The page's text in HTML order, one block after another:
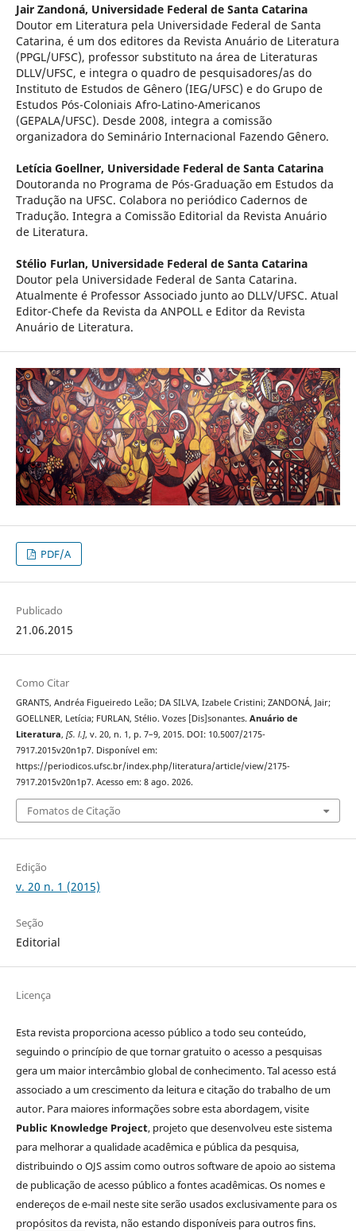
Jair Zandoná, Universidade Federal de Santa Catarina
Doutor em Literatura pela Universidade Federal de Santa
Catarina, é um dos editores da Revista Anuário de Literatura
(PPGL/UFSC), professor substituto na área de Literaturas
DLLV/UFSC, e integra o quadro de pesquisadores/as do
Instituto de Estudos de Gênero (IEG/UFSC) e do Grupo de
Estudos Pós-Coloniais Afro-Latino-Americanos
(GEPALA/UFSC). Desde 2008, integra a comissão
organizadora do Seminário Internacional Fazendo Gênero.
Letícia Goellner, Universidade Federal de Santa Catarina
Doutoranda no Programa de Pós-Graduação em Estudos da
Tradução na UFSC. Colabora no periódico Cadernos de
Tradução. Integra a Comissão Editorial da Revista Anuário
de Literatura.
Stélio Furlan, Universidade Federal de Santa Catarina
Doutor pela Universidade Federal de Santa Catarina.
Atualmente é Professor Associado junto ao DLLV/UFSC. Atual
Editor-Chefe da Revista da ANPOLL e Editor da Revista
Anuário de Literatura.
PDF/A
Publicado
21.06.2015
Como Citar
GRANTS, Andréa Figueiredo Leão; DA SILVA, Izabele Cristini; ZANDONÁ, Jair;
GOELLNER, Letícia; FURLAN, Stélio. Vozes [Dis]sonantes. Anuário de
Literatura, [S. l.], v. 20, n. 1, p. 7–9, 2015. DOI: 10.5007/2175-
7917.2015v20n1p7. Disponível em:
https://periodicos.ufsc.br/index.php/literatura/article/view/2175-
7917.2015v20n1p7. Acesso em: 8 ago. 2026.
Fomatos de Citação
Edição
v. 20 n. 1 (2015)
Seção
Editorial
Licença
Esta revista proporciona acesso público a todo seu conteúdo,
seguindo o princípio de que tornar gratuito o acesso a pesquisas
gera um maior intercâmbio global de conhecimento. Tal acesso está
associado a um crescimento da leitura e citação do trabalho de um
autor. Para maiores informações sobre esta abordagem, visite
Public Knowledge Project, projeto que desenvolveu este sistema
para melhorar a qualidade acadêmica e pública da pesquisa,
distribuindo o OJS assim como outros software de apoio ao sistema
de publicação de acesso público a fontes acadêmicas. Os nomes e
endereços de e-mail neste site serão usados exclusivamente para os
propósitos da revista, não estando disponíveis para outros fins.